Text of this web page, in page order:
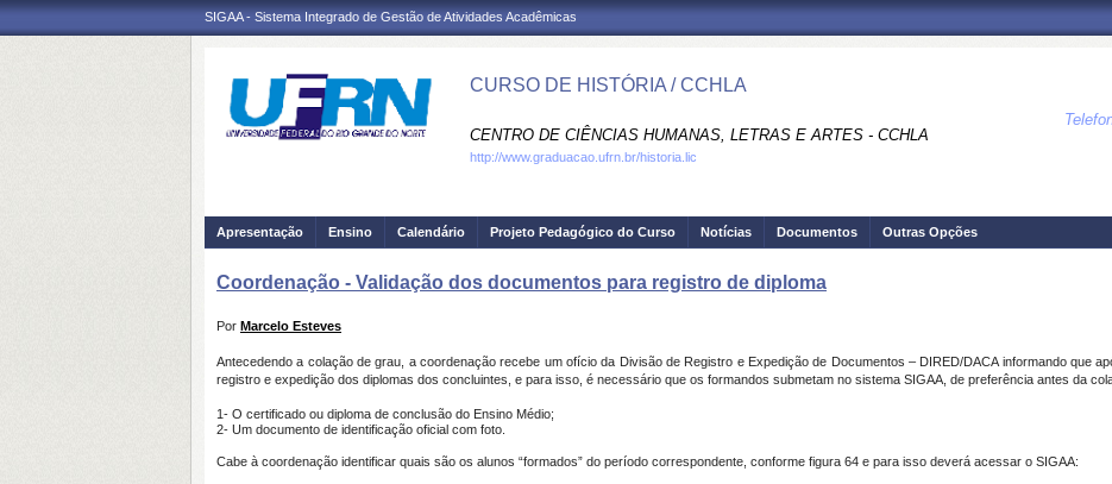
SIGAA - Sistema Integrado de Gestão de Atividades Acadêmicas
CURSO DE HISTÓRIA / CCHLA
CENTRO DE CIÊNCIAS HUMANAS, LETRAS E ARTES - CCHLA
http://www.graduacao.ufrn.br/historia.lic
Apresentação Ensino Calendário Projeto Pedagógico do Curso Notícias Documentos Outras Opções
Coordenação - Validação dos documentos para registro de diploma
Por Marcelo Esteves
Antecedendo a colação de grau, a coordenação recebe um ofício da Divisão de Registro e Expedição de Documentos – DIRED/DACA informando que
registro e expedição dos diplomas dos concluintes, e para isso, é necessário que os formandos submetam no sistema SIGAA, de preferência antes da
1- O certificado ou diploma de conclusão do Ensino Médio;
2- Um documento de identificação oficial com foto.
Cabe à coordenação identificar quais são os alunos “formados” do período correspondente, conforme figura 64 e para isso deverá acessar o SIGAA: